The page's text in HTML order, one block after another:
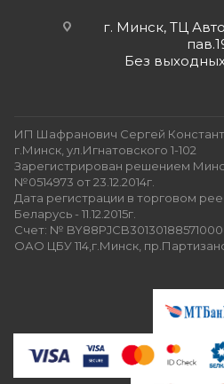
г. Минск, ТЦ
Без
ИП Шафранович Сергей
г.Минск, ул.Игнатовского 1-102
Зарегистрирован решением
№0514973 от 23.12.2014г.
Дата регистрации в торговом
Беларусь - 11.12.2015г.
Счет: №
ОАО ЦБУ 114,г.Минск,